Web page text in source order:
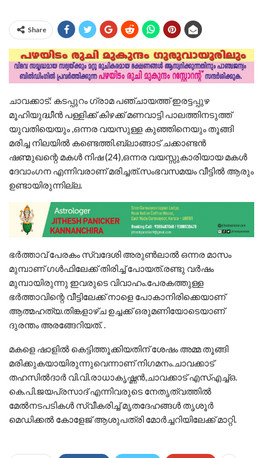
Share
ചാവക്കാട്: കടപ്പുറം ഗ്രാമ പഞ്ചായത്ത് ഇരട്ടപ്പുഴ
മൂഹിയുദ്ധീൻ പള്ളിക്ക് കിഴക്ക് മണവാട്ടി പാലത്തിനടുത്ത്
യുവതിയെയും ,ഒന്നര വയസുള്ള കുഞ്ഞിനെയും തൂങ്ങി
മരിച്ച നിലയിൽ കണ്ടെത്തി.ബ്ലാങ്ങാട് ചക്കാണ്ടൻ
ഷണ്മുഖന്റെ മകൾ നിഷ (24),ഒന്നര വയസ്സുകാരിയായ മകൾ
ദേവാംഗന എന്നിവരാണ് മരിച്ചത്.സംഭവസമയം വീട്ടിൽ ആരും
ഉണ്ടായിരുന്നില്ല.
ഭർത്താവ് പേരകം സ്വദേശി അരുൺലാൽ ഒന്നര മാസം
മുമ്പാണ് ഗൾഫിലേക്ക് തിരിച്ച് പോയത്.രണ്ടു വർഷം
മുമ്പായിരുന്നു ഇവരുടെ വിവാഹം.പേരകത്തുള്ള
ഭർത്താവിന്റെ വീട്ടിലേക്ക് നാളെ പോകാനിരിക്കെയാണ്
ആത്മഹത്യ.തിങ്കളാഴ്ച ഉച്ചക്ക് ഒരുമണിയോടെയാണ്
ദുരന്തം അരങ്ങേറിയത്. .
മകളെ ഷാളിൽ കെട്ടിത്തൂക്കിയതിന് ശേഷം അമ്മ തൂങ്ങി
മരിക്കുകയായിരുന്നുവെന്നാണ് നിഗമനം.ചാവക്കാട്
തഹസിൽദാർ വി.വി.രാധാകൃഷ്ണൻ,ചാവക്കാട് എസ്എച്ച്ഒ.
കെ.പി.ജയപ്രസാദ് എന്നിവരുടെ നേതൃത്വത്തിൽ
മേൽനടപടികൾ സ്വീകരിച്ച് മൃതദേഹങ്ങൾ തൃശൂർ
മെഡിക്കൽ കോളേജ് ആശുപത്രി മോർച്ചറിയിലേക്ക് മാറ്റി.